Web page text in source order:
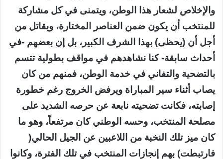
والإخلاص لشعار هذا الوطن، ويتمنى في كل مشاركة
للمنتخب أن يكون ضمن العناصر المختارة، ويقاتل من
أجل أن (يحظى) بهذا الشرف الكبير، بل إن بعضهم -في
أحداث سابقة- كنا نشاهدهم في مواقف بطولية تتسم
بالتضحية والتفاني في خدمة الوطن، فمنهم من كان
يصاب أثناء سير المباراة ويرفض الخروج رغم خطورة
إصابته، فكانت تضحيته نابعة عن حرصه الشديد على
مصلحة المنتخب، وحسه الوطني كان مرتفعاً، وهو ما
كان ميز تلك النخبة من اللاعبين عن الجيل الحالي(
فارتبطت) بهم إنجازات المنتخب في تلك الفترة، وكانوا